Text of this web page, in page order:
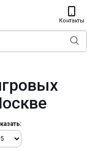
Контакты